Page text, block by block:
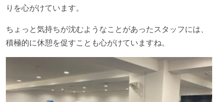
りを心がけています。
ちょっと気持ちが沈むようなことがあったスタッフには、
積極的に休憩を促すことも心がけていますね。